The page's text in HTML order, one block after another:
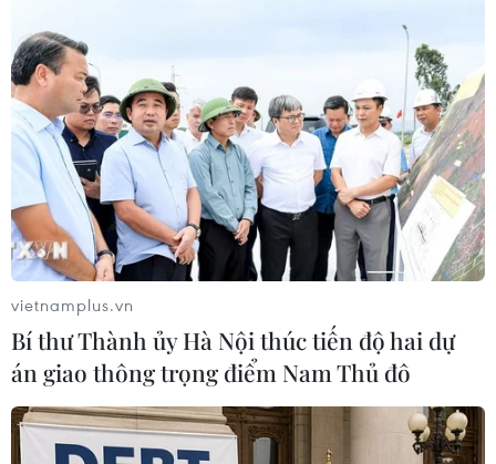
đường cao tốc Việt Nam đủ điều
kiện để huy động tối đa nguồn lực
để thực hiện mở rộng và đầu tư
các tuyến đường cao tốc.
(TTXVN/Vietnam+)
vietnamplus.vn
Bí thư Thành ủy Hà Nội thúc tiến độ hai dự
án giao thông trọng điểm Nam Thủ đô